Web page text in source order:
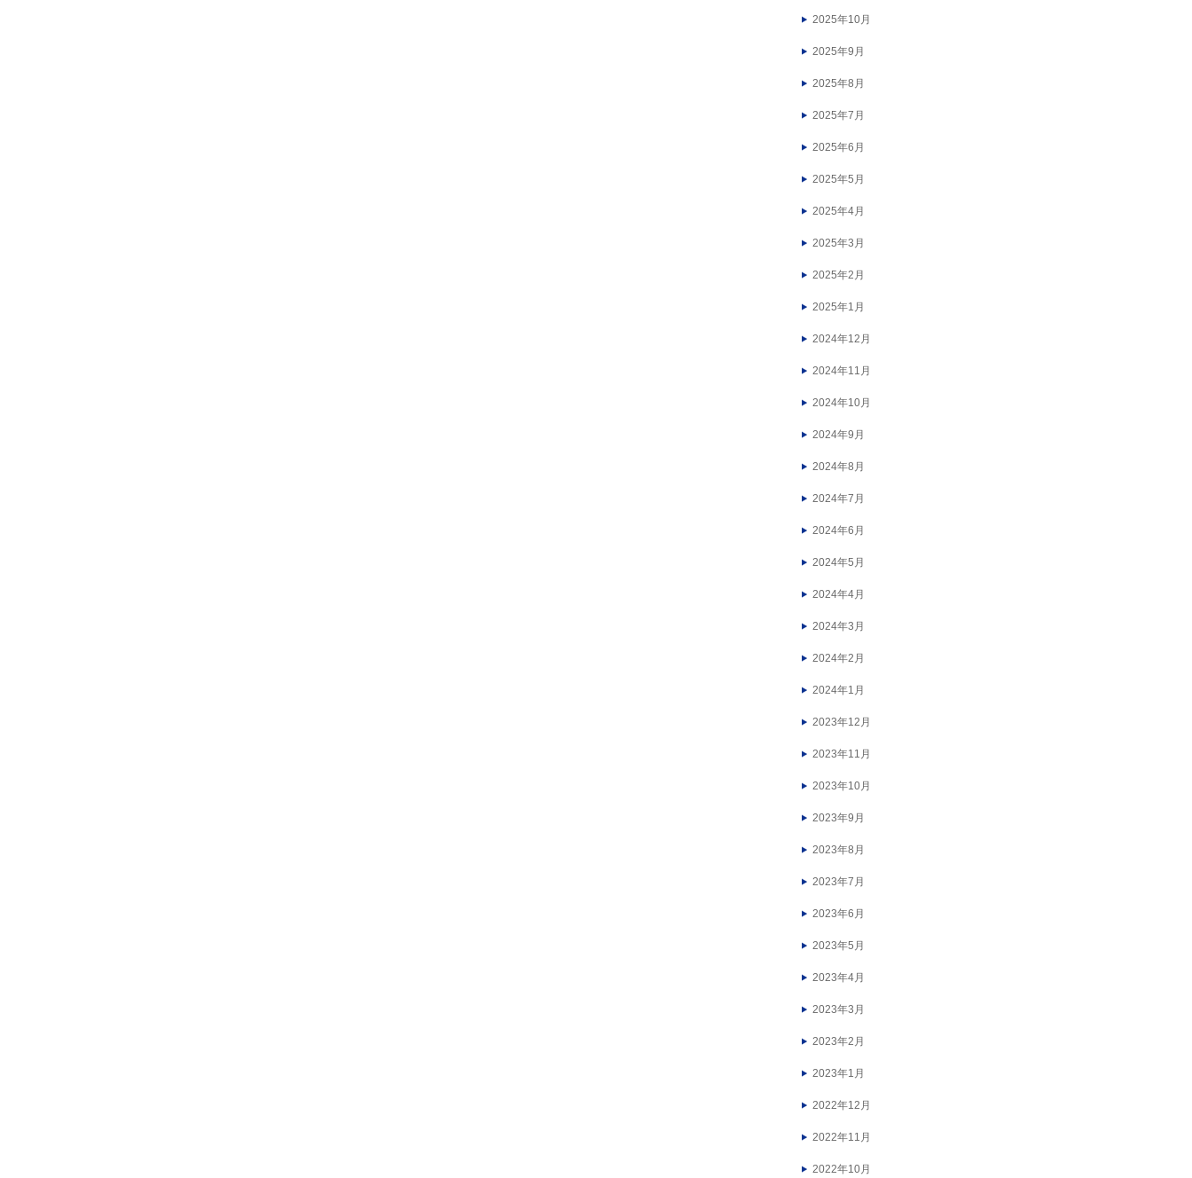
2025年10月
2025年9月
2025年8月
2025年7月
2025年6月
2025年5月
2025年4月
2025年3月
2025年2月
2025年1月
2024年12月
2024年11月
2024年10月
2024年9月
2024年8月
2024年7月
2024年6月
2024年5月
2024年4月
2024年3月
2024年2月
2024年1月
2023年12月
2023年11月
2023年10月
2023年9月
2023年8月
2023年7月
2023年6月
2023年5月
2023年4月
2023年3月
2023年2月
2023年1月
2022年12月
2022年11月
2022年10月